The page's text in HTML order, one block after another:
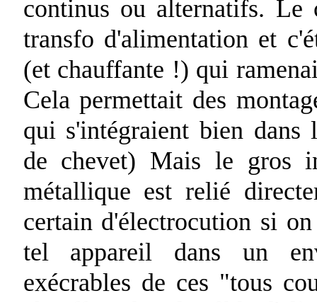
continus ou alternatifs. Le
transfo d'alimentation et
(et chauffante !) qui
Cela permettait des
qui s'intégraient bien dans
de chevet) Mais le gros
métallique est relié
certain d'électrocution si
tel appareil dans un
exécrables de ces "tous